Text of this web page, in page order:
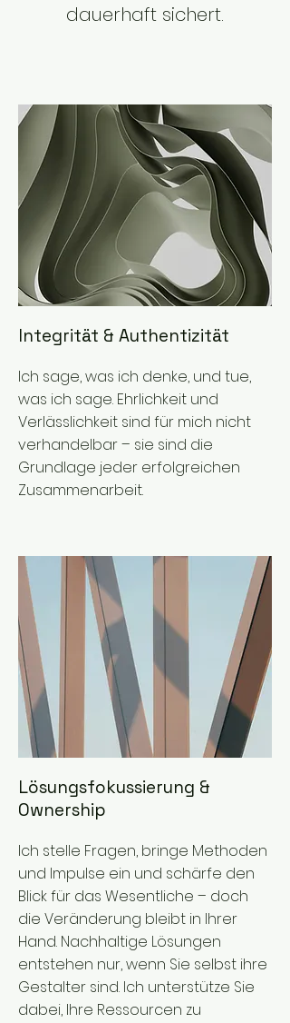
dauerhaft sichert.
Integrität & Authentizität
Ich sage, was ich denke, und tue,
was ich sage. Ehrlichkeit und
Verlässlichkeit sind für mich nicht
verhandelbar – sie sind die
Grundlage jeder erfolgreichen
Zusammenarbeit.
Lösungsfokussierung &
Ownership
Ich stelle Fragen, bringe Methoden
und Impulse ein und schärfe den
Blick für das Wesentliche – doch
die Veränderung bleibt in Ihrer
Hand. Nachhaltige Lösungen
entstehen nur, wenn Sie selbst ihre
Gestalter sind. Ich unterstütze Sie
dabei, Ihre Ressourcen zu